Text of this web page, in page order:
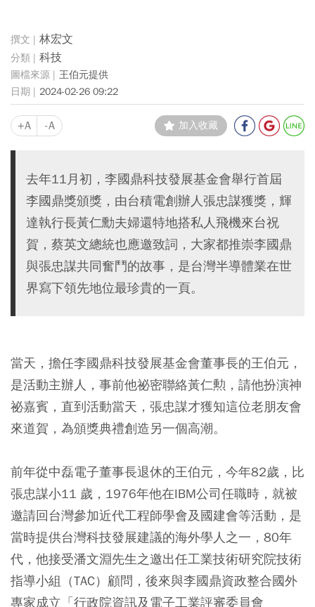
林宏文
科技
王伯元提供
2024-02-26 09:22
+A -A 加入收藏
去年11月初，李國鼎科技發展基金會舉行首屆
李國鼎獎頒獎，由台積電創辦人張忠謀獲獎，輝
達執行長黃仁勳夫婦還特地搭私人飛機來台祝
賀，蔡英文總統也應邀致詞，大家都推崇李國鼎
與張忠謀共同奮鬥的故事，是台灣半導體業在世
界寫下領先地位最珍貴的一頁。
當天，擔任李國鼎科技發展基金會董事長的王伯元，
是活動主辦人，事前他祕密聯絡黃仁勲，請他扮演神
祕嘉賓，直到活動當天，張忠謀才獲知這位老朋友會
來道賀，為頒獎典禮創造另一個高潮。
前年從中磊電子董事長退休的王伯元，今年82歲，比
張忠謀小11 歲，1976年他在IBM公司任職時，就被
邀請回台灣參加近代工程師學會及國建會等活動，是
當時提供台灣科技發展建議的海外學人之一，80年
代，他接受潘文淵先生之邀出任工業技術研究院技術
指導小組（TAC）顧問，後來與李國鼎資政整合國外
專家成立「行政院資訊及電子工業評審委員會